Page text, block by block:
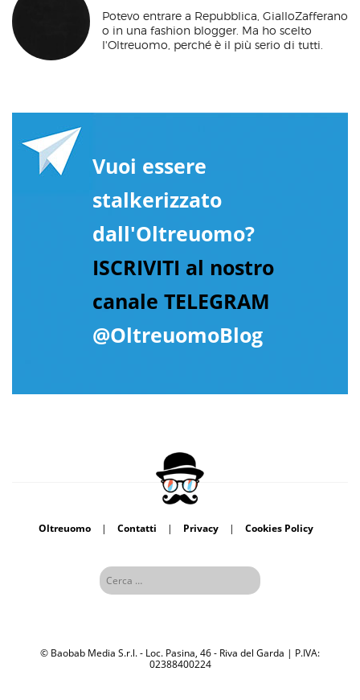
Potevo entrare a Repubblica, GialloZafferano
o in una fashion blogger. Ma ho scelto
l'Oltreuomo, perché è il più serio di tutti.
Vuoi essere
stalkerizzato
dall'Oltreuomo?
ISCRIVITI al nostro
canale TELEGRAM
@OltreuomoBlog
Oltreuomo | Contatti | Privacy | Cookies Policy
© Baobab Media S.r.l. - Loc. Pasina, 46 - Riva del Garda | P.IVA:
02388400224